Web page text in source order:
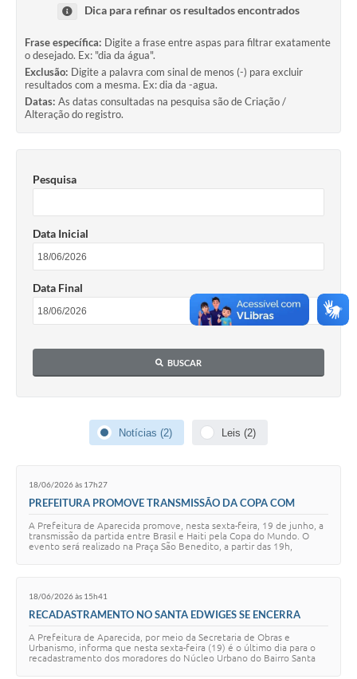
Ouvidoria
Coronavírus
Serviços Online
Legislação
A Prefeitura
Secretaria de Saúde (Relações ESF)
Plano Municipal de Saúde
Galeria de Fotos
Arquivos para Download
Participe mais
Telefones Úteis
Jornal
Dica para refinar os resultados encontrados
Frase específica: Digite a frase entre aspas para filtrar exatamente
o desejado. Ex: "dia da água".
Exclusão: Digite a palavra com sinal de menos (-) para excluir
resultados com a mesma. Ex: dia da -agua.
Datas: As datas consultadas na pesquisa são de Criação /
Alteração do registro.
Pesquisa
Data Inicial
Data Final
BUSCAR
Notícias (2) Leis (2)
18/06/2026 às 17h27
PREFEITURA PROMOVE TRANSMISSÃO DA COPA COM
A Prefeitura de Aparecida promove, nesta sexta-feira, 19 de junho, a
transmissão da partida entre Brasil e Haiti pela Copa do Mundo. O
evento será realizado na Praça São Benedito, a partir das 19h,
18/06/2026 às 15h41
RECADASTRAMENTO NO SANTA EDWIGES SE ENCERRA
A Prefeitura de Aparecida, por meio da Secretaria de Obras e
Urbanismo, informa que nesta sexta-feira (19) é o último dia para o
recadastramento dos moradores do Núcleo Urbano do Bairro Santa